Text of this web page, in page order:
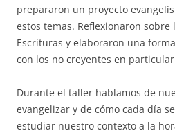
prepararon un proyecto
estos temas. Reflexionaron sobre
Escrituras y elaboraron una
con los no creyentes en
Durante el taller hablamos de
evangelizar y de cómo cada día
estudiar nuestro contexto a la